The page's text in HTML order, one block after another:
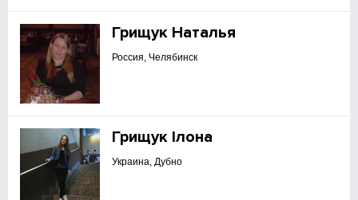
Грищук Наталья
Россия, Челябинск
Грищук Ілона
Украина, Дубно